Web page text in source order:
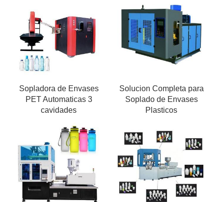
Sopladora de Envases
PET Automaticas 3
cavidades
Solucion Completa para
Soplado de Envases
Plasticos